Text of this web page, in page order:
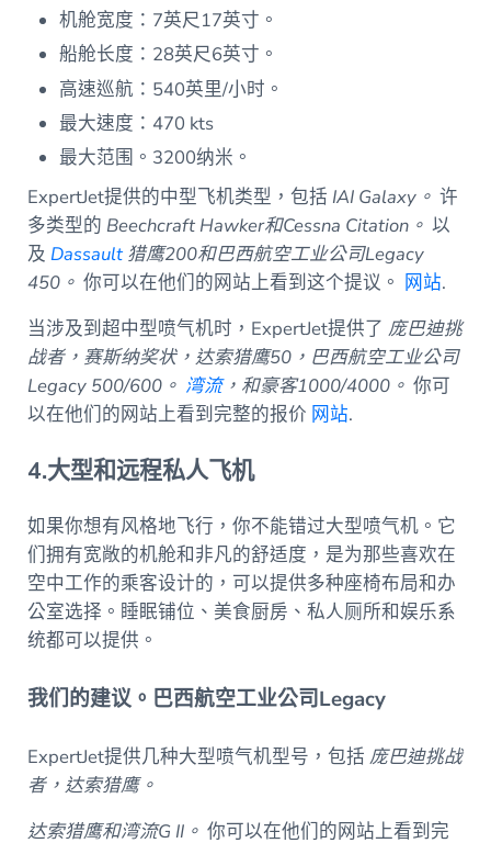
机舱宽度：7英尺17英寸。
船舱长度：28英尺6英寸。
高速巡航：540英里/小时。
最大速度：470 kts
最大范围。3200纳米。
ExpertJet提供的中型飞机类型，包括 IAI Galaxy。 许
多类型的 Beechcraft Hawker和Cessna Citation。 以
及 Dassault猎鹰200和巴西航空工业公司Legacy
450。 你可以在他们的网站上看到这个提议。 网站.
当涉及到超中型喷气机时，ExpertJet提供了 庞巴迪挑
战者，赛斯纳奖状，达索猎鹰50，巴西航空工业公司
Legacy 500/600。 湾流，和豪客1000/4000。 你可
以在他们的网站上看到完整的报价 网站.
4.大型和远程私人飞机
如果你想有风格地飞行，你不能错过大型喷气机。它
们拥有宽敞的机舱和非凡的舒适度，是为那些喜欢在
空中工作的乘客设计的，可以提供多种座椅布局和办
公室选择。睡眠铺位、美食厨房、私人厕所和娱乐系
统都可以提供。
我们的建议。巴西航空工业公司Legacy
ExpertJet提供几种大型喷气机型号，包括 庞巴迪挑战
者，达索猎鹰。
达索猎鹰和湾流G II。 你可以在他们的网站上看到完